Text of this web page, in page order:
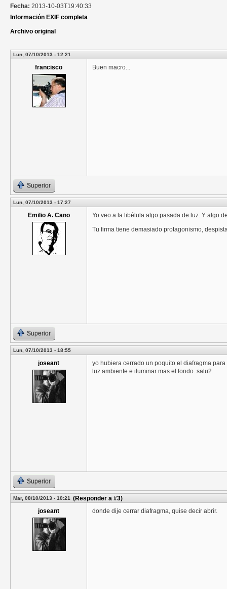
Fecha: 2013-10-03T19:40:33
Información EXIF completa
Archivo original
Lun, 07/10/2013 - 12:21
francisco Buen macro...
Superior
Lun, 07/10/2013 - 17:27
Emilio A. Cano
Yo veo a la libélula algo pasada de luz. Y algo
Tu firma tiene demasiado protagonismo,
Superior
Lun, 07/10/2013 - 18:55
joseant
yo hubiera cerrado un poquito el diafragma
luz ambiente e iluminar mas el fondo. salu2.
Superior
Mar, 08/10/2013 - 10:21 (Responder a #3)
joseant
donde dije cerrar diafragma, quise decir abrir.